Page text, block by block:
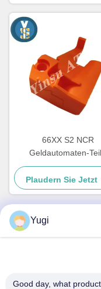
66XX S2 NCR
Geldautomaten-
Hardware
4450759179
Plaudern Sie Jetzt
Yugi
Good day, what